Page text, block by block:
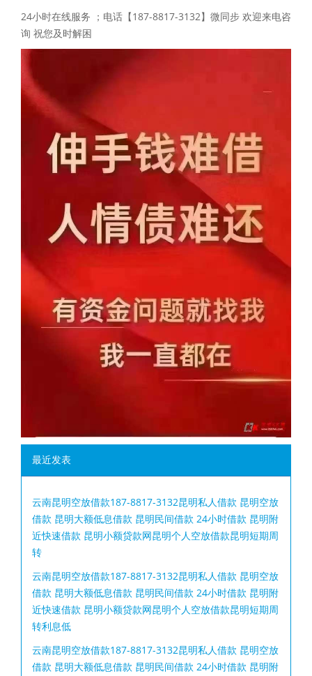
24小时在线服务 ；电话【187-8817-3132】微同步 欢迎来电咨
询 祝您及时解困
最近发表
云南昆明空放借款187-8817-3132昆明私人借款 昆明空放
借款 昆明大额低息借款 昆明民间借款 24小时借款 昆明附
近快速借款 昆明小额贷款网昆明个人空放借款昆明短期周
转
云南昆明空放借款187-8817-3132昆明私人借款 昆明空放
借款 昆明大额低息借款 昆明民间借款 24小时借款 昆明附
近快速借款 昆明小额贷款网昆明个人空放借款昆明短期周
转利息低
云南昆明空放借款187-8817-3132昆明私人借款 昆明空放
借款 昆明大额低息借款 昆明民间借款 24小时借款 昆明附